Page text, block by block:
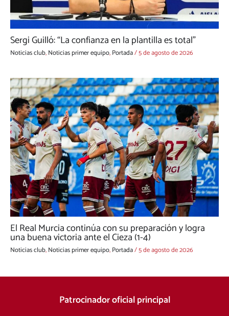
Sergi Guilló: “La confianza en la plantilla es total”
Noticias club,Noticias primer equipo,Portada/5 de agosto de 2026
El Real Murcia continúa con su preparación y logra
una buena victoria ante el Cieza (1-4)
Noticias club,Noticias primer equipo,Portada/5 de agosto de 2026
Patrocinador oficial principal